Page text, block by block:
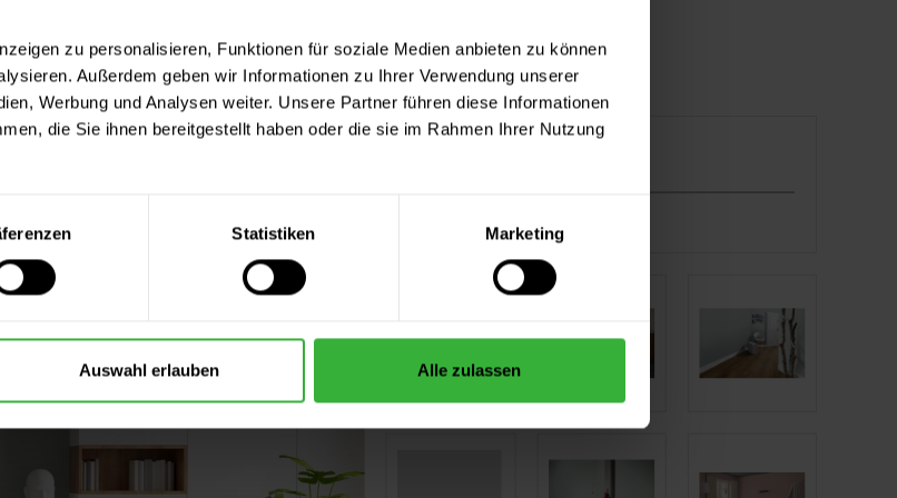
zu personalisieren, Funktionen für soziale Medien anbieten zu können
Außerdem geben wir Informationen zu Ihrer Verwendung unserer
Werbung und Analysen weiter. Unsere Partner führen diese Informationen
die Sie ihnen bereitgestellt haben oder die sie im Rahmen Ihrer Nutzung
Statistiken Marketing
Auswahl erlauben Alle zulassen